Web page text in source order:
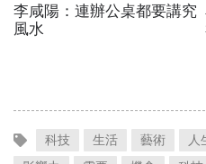
李咸陽：連辦公桌都要講究
風水
科技 生活 藝術 人